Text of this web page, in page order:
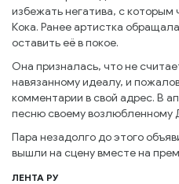
избежать негатива, с которым
Кока. Ранее артистка
оставить её в покое.
Она призналась, что не
навязанному идеалу, и
комментарии в свой адрес. В
песню своему возлюбленному
Пара незадолго до этого
вышли на сцену вместе на
ЛЕНТА РУ